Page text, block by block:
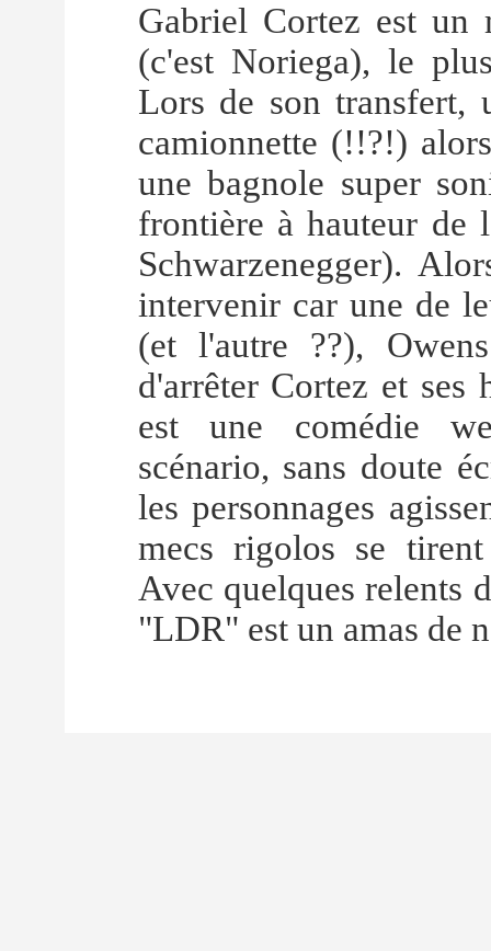
Gabriel Cortez est un
(c'est Noriega), le
Lors de son transfert,
camionnette (!!?!)
une bagnole super
frontière à hauteur de
Schwarzenegger).
intervenir car une de
(et l'autre ??),
d'arrêter Cortez et ses
est une comédie
scénario, sans doute
les personnages
mecs rigolos se
Avec quelques relents
"LDR" est un amas de